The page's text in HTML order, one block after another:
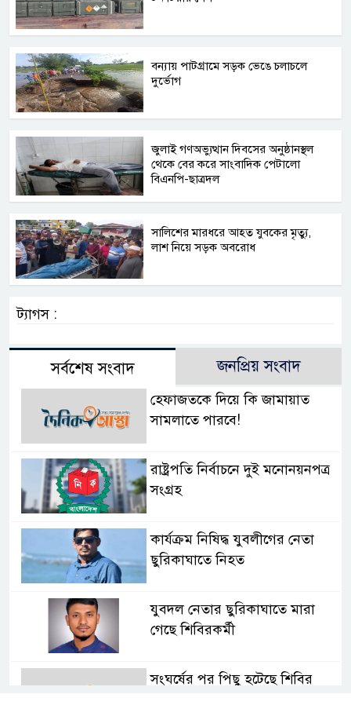
বন্যায় পাটগ্রামে সড়ক ভেঙে চলাচলে
দুর্ভোগ
জুলাই গণঅভ্যুত্থান দিবসের অনুষ্ঠানস্থল
থেকে বের করে সাংবাদিক পেটালো
বিএনপি-ছাত্রদল
সালিশের মারধরে আহত যুবকের মৃত্যু,
লাশ নিয়ে সড়ক অবরোধ
ট্যাগস :
সর্বশেষ সংবাদ জনপ্রিয় সংবাদ
হেফাজতকে দিয়ে কি জামায়াত
সামলাতে পারবে!
রাষ্ট্রপতি নির্বাচনে দুই মনোনয়নপত্র
সংগ্রহ
কার্যক্রম নিষিদ্ধ যুবলীগের নেতা
ছুরিকাঘাতে নিহত
যুবদল নেতার ছুরিকাঘাতে মারা
গেছে শিবিরকর্মী
সংঘর্ষের পর পিছু হটেছে শিবির